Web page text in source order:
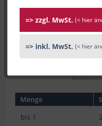
Menge
bis 1
=> zzgl. MwSt. (< hier
=> inkl. MwSt. (< hier